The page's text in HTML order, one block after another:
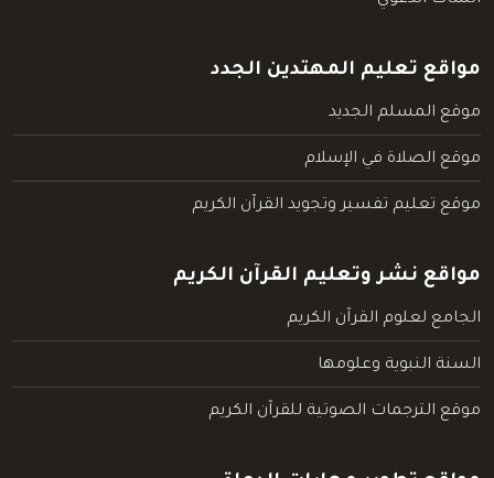
مواقع تعليم المهتدين الجدد
موقع المسلم الجديد
موقع الصلاة في الإسلام
موقع تعليم تفسير وتجويد القرآن الكريم
مواقع نشر وتعليم القرآن الكريم
الجامع لعلوم القرآن الكريم
السنة النبوية وعلومها
موقع الترجمات الصوتية للقرآن الكريم